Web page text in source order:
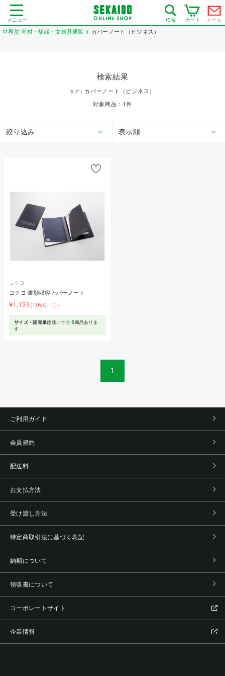
メニュー 検索 カート メール
世界堂 画材・額縁・文房具通販 カバーノート（ビジネス）
検索結果
タグ： カバーノート（ビジネス）
対象商品： 1 件
絞り込み 表示順
コクヨ
コクヨ 書類収容カバーノート
¥1,159 (10%OFF)～
サイズ・販売単位違いで全5商品ありま
す
1
ご利用ガイド
会員規約
配送料
お支払方法
受け渡し方法
特定商取引法に基づく表記
納期について
領収書について
コーポレートサイト
企業情報